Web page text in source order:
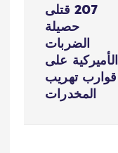
207 قتلى
حصيلة
الضربات
الأميركية على
قوارب تهريب
المخدرات